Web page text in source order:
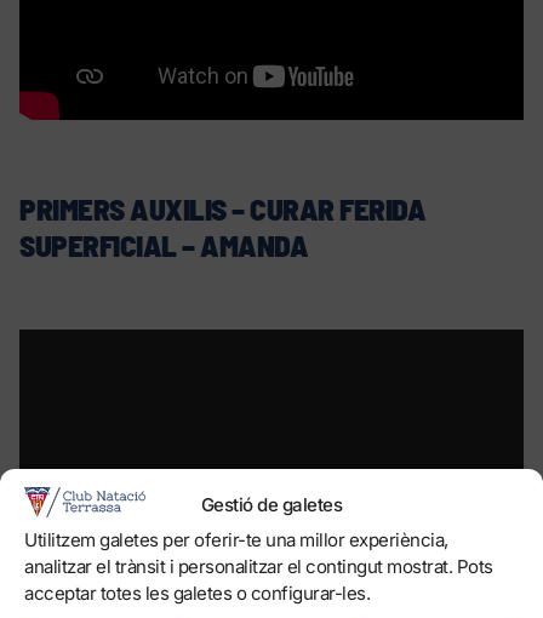
Gestió de galetes
Utilitzem galetes per oferir-te una millor experiència,
analitzar el trànsit i personalitzar el contingut mostrat. Pots
acceptar totes les galetes o configurar-les.
PRIMERS AUXILIS – CURAR FERIDA
SUPERFICIAL – AMANDA